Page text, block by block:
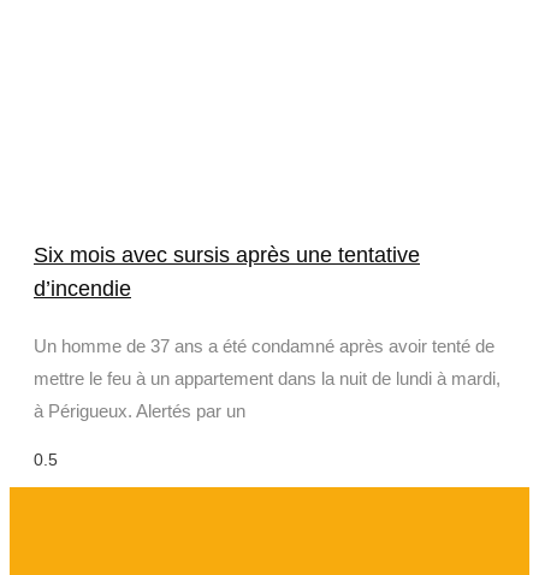
Six mois avec sursis après une tentative
d’incendie
Un homme de 37 ans a été condamné après avoir tenté de
mettre le feu à un appartement dans la nuit de lundi à mardi,
à Périgueux. Alertés par un